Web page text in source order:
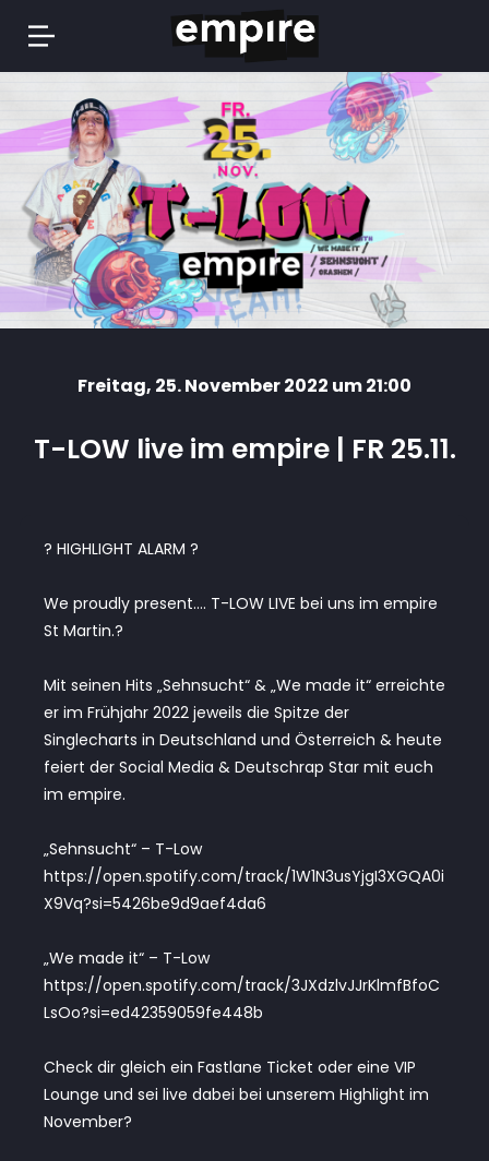
Inhalt
Freitag, 25. November 2022 um 21:00
T-LOW live im empire | FR 25.11.
? HIGHLIGHT ALARM ?
We proudly present…. T-LOW LIVE bei uns im empire
St Martin.?
Mit seinen Hits „Sehnsucht“ & „We made it“ erreichte
er im Frühjahr 2022 jeweils die Spitze der
Singlecharts in Deutschland und Österreich & heute
feiert der Social Media & Deutschrap Star mit euch
im empire.
„Sehnsucht“ – T-Low
https://open.spotify.com/track/1W1N3usYjgI3XGQA0i
X9Vq?si=5426be9d9aef4da6
„We made it“ – T-Low
https://open.spotify.com/track/3JXdzlvJJrKlmfBfoC
LsOo?si=ed42359059fe448b
Check dir gleich ein Fastlane Ticket oder eine VIP
Lounge und sei live dabei bei unserem Highlight im
November?